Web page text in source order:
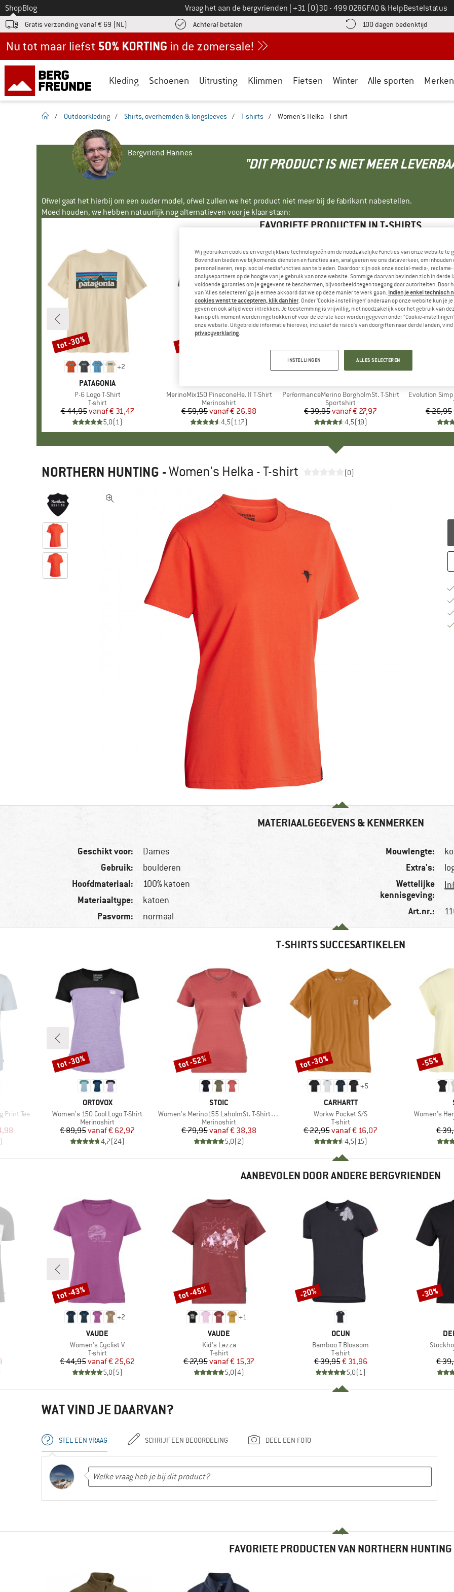
Naar
ShopBlog Vraag het aan de bergvrienden Bel ons op
+31 (0)30 - 499 0286FAQ & HelpBestelstatus
Gratis verzending vanaf € 69 (NL) Achteraf betalen vind de betalingsinformatie hier! Opent in een infovak
100 dagen bedenktijd Vind
Kleding Schoenen Uitrusting Klimmen Fietsen Winter Alle sporten Merken
Startpagina
/ Outdoorkleding / Shirts, overhemden & longsleeves / T-shirts / Women's Helka - T-shirt
Bergvriend Hannes
"DIT PRODUCT IS NIET MEER
Ofwel gaat het hierbij om een ouder model, ofwel zullen we het product niet meer bij de fabrikant nabestellen.
Moed houden, we hebben natuurlijk nog alternatieven voor je klaar staan:
FAVORIETE PRODUCTEN IN T-SHIRTS
+2
MERK
PATAGONIA
Artikel
P-6 Logo T-Shirt
Productgroep
T-shirt
Prijs
€ 44,95 Verlaagde prijs
vanaf€ 31,47
5,0(1)
Korting
tot -30%
Artikel
MerinoMix150 PineconeHe. II T-Shirt
Productgroep
Merinoshirt
Prijs
€ 59,95 Verlaagde prijs
vanaf€ 26,98
4,5(117)
Korting
tot -55%
Artikel
PerformanceMerino BorgholmSt. T-Shirt
Productgroep
Sportshirt
Prijs
€ 39,95 Verlaagde prijs
vanaf€ 27,97
4,5(19)
Artikel
Evolution
€ 26,95
NORTHERN HUNTING -Women's Helka - T-shirt (0)
MATERIAALGEGEVENS & KENMERKEN
Geschikt voor: Dames
Gebruik: boulderen
Hoofdmateriaal: 100% katoen
Materiaaltype: katoen
Pasvorm: normaal
Mouwlengte:
Extra's:
Wettelijke
kennisgeving:
Art.nr.:
T-SHIRTS SUCCESARTIKELEN
Print Tee
prijs
MERK
ORTOVOX
Artikel
Women's 150 Cool Logo T-Shirt
Productgroep
Merinoshirt
Prijs
€ 89,95 Verlaagde prijs
vanaf€ 62,97
4,7(24)
Korting
tot -30%
MERK
STOIC
Artikel
Women's Merino155 LaholmSt. T-Shirt Daisy Flower
Productgroep
Merinoshirt
Prijs
€ 79,95 Verlaagde prijs
vanaf€ 38,38
5,0(2)
Korting
tot -52%
+5
MERK
CARHARTT
Artikel
Workw Pocket S/S
Productgroep
T-shirt
Prijs
€ 22,95 Verlaagde prijs
vanaf€ 16,07
4,5(15)
Korting
tot -30%
Artikel
Women's
€
Korting
-55%
AANBEVOLEN DOOR ANDERE BERGVRIENDEN
prijs
+2
MERK
VAUDE
Artikel
Women's Cyclist V
Productgroep
T-shirt
Prijs
€ 44,95 Verlaagde prijs
vanaf€ 25,62
5,0(5)
Korting
tot -43%
+1
MERK
VAUDE
Artikel
Kid's Lezza
Productgroep
T-shirt
Prijs
€ 27,95 Verlaagde prijs
vanaf€ 15,37
5,0(4)
Korting
tot -45%
MERK
OCUN
Artikel
Bamboo T Blossom
Productgroep
T-shirt
Prijs
€ 39,95Verlaagde prijs
€ 31,96
5,0(1)
Korting
-20%
Artikel
€
Korting
-30%
WAT VIND JE DAARVAN?
STEL EEN VRAAG SCHRIJF EEN BEOORDELING DEEL EEN FOTO
FAVORIETE PRODUCTEN VAN NORTHERN HUNTING
Wij gebruiken cookies en vergelijkbare technologieën om de noodzakelijke functies van onze website te
Bovendien bieden we bijkomende diensten en functies aan, analyseren we ons dataverkeer, om inhouden
personaliseren, resp. social-mediafuncties aan te bieden. Daardoor zijn ook onze social-media-, reclame-
analysepartners op de hoogte van je gebruik van onze website. Sommige daarvan bevinden zich in derde
voldoende garanties om je gegevens te beschermen, bijvoorbeeld tegen toegang door autoriteiten. Door
van ‘Alles selecteren’ ga je ermee akkoord dat we op deze manier te werk gaan. Indien je enkel technisch
cookies wenst te accepteren, klik dan hier. Onder ‘Cookie-instellingen’ onderaan op onze website kun je
geven en ook altijd weer intrekken. Je toestemming is vrijwillig, niet noodzakelijk voor het gebruik van
kan op elk moment worden ingetrokken of voor de eerste keer worden gegeven onder "Cookie-
onze website. Uitgebreide informatie hierover, inclusief de risico's van doorgiften naar derde landen, vind
privacyverklaring.
INSTELLINGEN ALLES SELECTEREN